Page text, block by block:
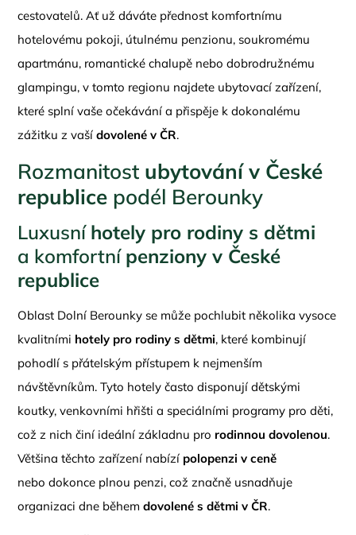
cestovatelů. Ať už dáváte přednost komfortnímu
hotelovému pokoji, útulnému penzionu, soukromému
apartmánu, romantické chalupě nebo dobrodružnému
glampingu, v tomto regionu najdete ubytovací zařízení,
které splní vaše očekávání a přispěje k dokonalému
zážitku z vašídovolené v ČR.
Rozmanitost ubytování v České
republice podél Berounky
Luxusní hotely pro rodiny s dětmi
a komfortní penziony v České
republice
Oblast Dolní Berounky se může pochlubit několika vysoce
kvalitními hotely pro rodiny s dětmi, které kombinují
pohodlí s přátelským přístupem k nejmenším
návštěvníkům. Tyto hotely často disponují dětskými
koutky, venkovními hřišti a speciálními programy pro děti,
což z nich činí ideální základnu pro rodinnou dovolenou.
Většina těchto zařízení nabízí polopenzi v ceně
nebo dokonce plnou penzi, což značně usnadňuje
organizaci dne běhemdovolené s dětmi v ČR.